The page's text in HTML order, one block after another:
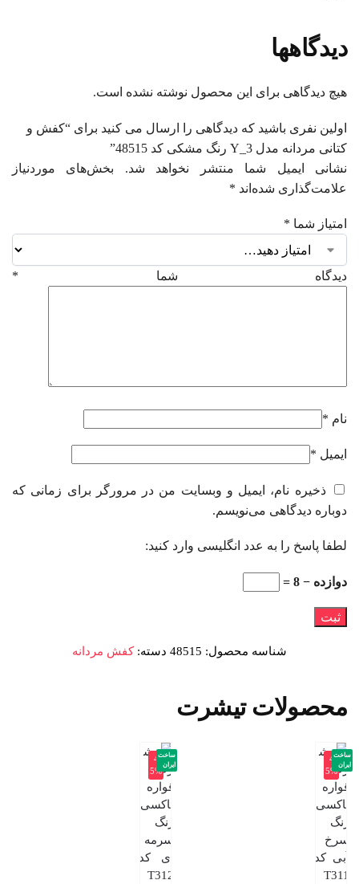
دیدگاهها
هیچ دیدگاهی برای این محصول نوشته نشده است.
اولین نفری باشید که دیدگاهی را ارسال می کنید برای “کفش و
کتانی مردانه مدل Y_3 رنگ مشکی کد 48515”
نشانی ایمیل شما منتشر نخواهد شد.
بخش‌های موردنیاز
علامت‌گذاری شده‌اند *
امتیاز شما *
دیدگاه شما *
نام *
ایمیل *
ذخیره نام، ایمیل و وبسایت من در مرورگر برای زمانی که
دوباره دیدگاهی می‌نویسم.
لطفا پاسخ را به عدد انگلیسی وارد کنید:
دوازده − 8 =
شناسه محصول: 48515 دسته:کفش مردانه
محصولات تیشرت
-4
5%
ساخت
ایران
-4
5%
ساخت
ایران